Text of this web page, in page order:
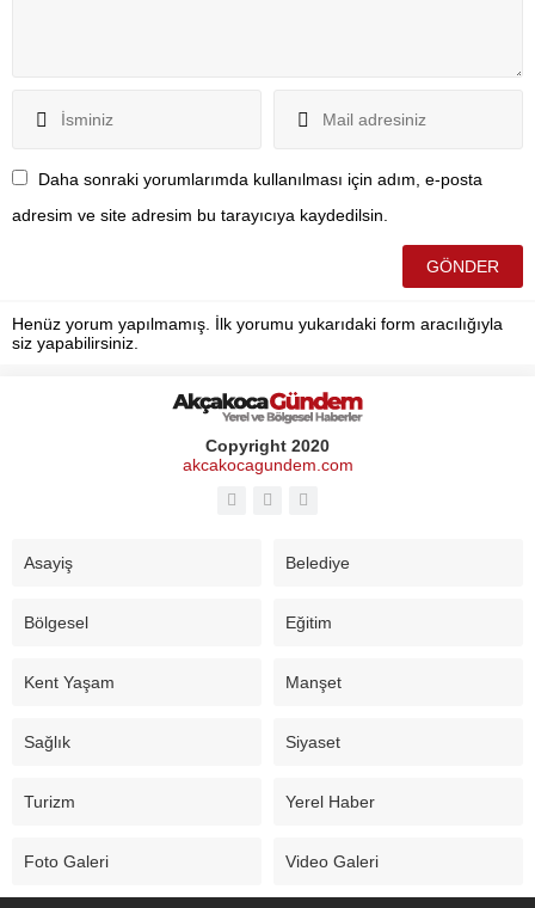
Daha sonraki yorumlarımda kullanılması için adım, e-posta
adresim ve site adresim bu tarayıcıya kaydedilsin.
Henüz yorum yapılmamış. İlk yorumu yukarıdaki form aracılığıyla
siz yapabilirsiniz.
Copyright 2020
akcakocagundem.com
Asayiş Belediye
Bölgesel Eğitim
Kent Yaşam Manşet
Sağlık Siyaset
Turizm Yerel Haber
Foto Galeri Video Galeri